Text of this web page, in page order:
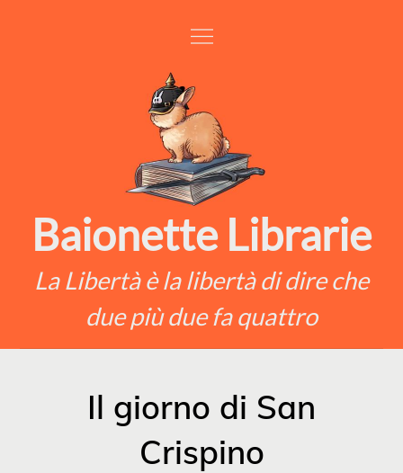
Baionette Librarie
La Libertà è la libertà di dire che
due più due fa quattro
Il giorno di San
Crispino